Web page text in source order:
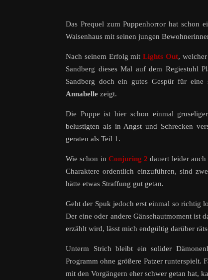
Das Prequel zum Puppenhorror hat schon
Waisenhaus mit seinen jungen
Nach seinem Erfolg mit Lights Out,
Sandberg dieses Mal auf dem Regiestuhl
Sandberg doch ein gutes Gespür für
Annabelle zeigt.
Die Puppe ist hier schon einmal
belustigten als in Angst und Schrecken
geraten als Teil 1.
Wie schon in Conjuring 2 dauert leider
Charaktere ordentlich einzuführen, sind
hätte etwas Straffung gut getan.
Geht der Spuk jedoch erst einmal so richtig
Der eine oder andere Gänsehautmoment ist
erzählt wird, lässt mich endgültig darüber
Unterm Strich bleibt ein solider
Programm ohne größere Patzer runterspielt.
mit den Vorgängern eher schwer getan hat,